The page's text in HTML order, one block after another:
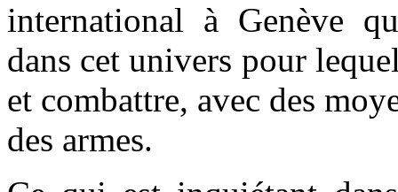
international à Genève
dans cet univers pour
et combattre, avec des
des armes.